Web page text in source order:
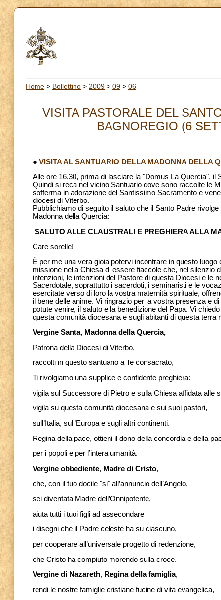
Home > Bollettino > 2009 > 09 > 06
VISITA PASTORALE DEL
BAGNOREGIO (6
● VISITA AL SANTUARIO DELLA MADONNA DELLA
Alle ore 16.30, prima di lasciare la "Domus La Quercia", il
Quindi si reca nel vicino Santuario dove sono raccolte le
sofferma in adorazione del Santissimo Sacramento e
diocesi di Viterbo.
Pubblichiamo di seguito il saluto che il Santo Padre
Madonna della Quercia:
SALUTO ALLE CLAUSTRALI E PREGHIERA ALLA
Care sorelle!
È per me una vera gioia potervi incontrare in questo
missione nella Chiesa di essere fiaccole che, nel silenzio
intenzioni, le intenzioni del Pastore di questa Diocesi e le
Sacerdotale, soprattutto i sacerdoti, i seminaristi e le
esercitate verso di loro la vostra maternità spirituale,
il bene delle anime. Vi ringrazio per la vostra presenza e
potute venire, il saluto e la benedizione del Papa. Vi
questa comunità diocesana e sugli abitanti di questa terra
Vergine Santa, Madonna della Quercia,
Patrona della Diocesi di Viterbo,
raccolti in questo santuario a Te consacrato,
Ti rivolgiamo una supplice e confidente preghiera:
vigila sul Successore di Pietro e sulla Chiesa affidata alle
vigila su questa comunità diocesana e sui suoi pastori,
sull’Italia, sull’Europa e sugli altri continenti.
Regina della pace, ottieni il dono della concordia e della
per i popoli e per l’intera umanità.
Vergine obbediente, Madre di Cristo,
che, con il tuo docile "si" all’annuncio dell’Angelo,
sei diventata Madre dell’Onnipotente,
aiuta tutti i tuoi figli ad assecondare
i disegni che il Padre celeste ha su ciascuno,
per cooperare all’universale progetto di redenzione,
che Cristo ha compiuto morendo sulla croce.
Vergine di Nazareth, Regina della famiglia,
rendi le nostre famiglie cristiane fucine di vita evangelica,